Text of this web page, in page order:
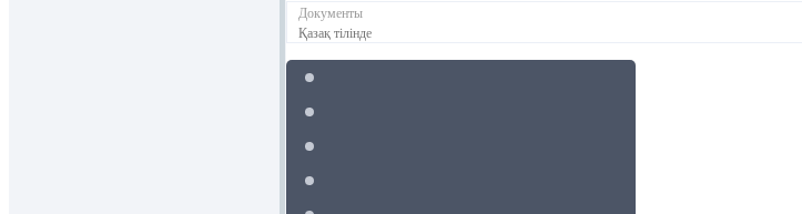
Документы
Қазақ тілінде